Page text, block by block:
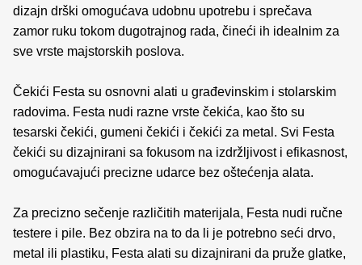
dizajn drški omogućava udobnu upotrebu i sprečava
zamor ruku tokom dugotrajnog rada, čineći ih idealnim za
sve vrste majstorskih poslova.
Čekići Festa su osnovni alati u građevinskim i stolarskim
radovima. Festa nudi razne vrste čekića, kao što su
tesarski čekići, gumeni čekići i čekići za metal. Svi Festa
čekići su dizajnirani sa fokusom na izdržljivost i efikasnost,
omogućavajući precizne udarce bez oštećenja alata.
Za precizno sečenje različitih materijala, Festa nudi ručne
testere i pile. Bez obzira na to da li je potrebno seći drvo,
metal ili plastiku, Festa alati su dizajnirani da pruže glatke,